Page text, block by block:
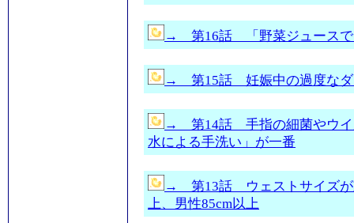
→ 第16話 「野菜ジュースで
→ 第15話 妊娠中の過度なダ
→ 第14話 手指の細菌やウイ
水による手洗い」が一番
→ 第13話 ウェストサイズが
上、男性85cm以上